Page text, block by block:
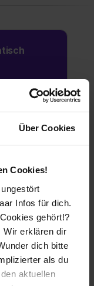
Über Cookies
Cookies!
Infos für dich.
gehört!?
Wir erklären dir
dich bitte
als du
aktuellen
/ Anlagenbau